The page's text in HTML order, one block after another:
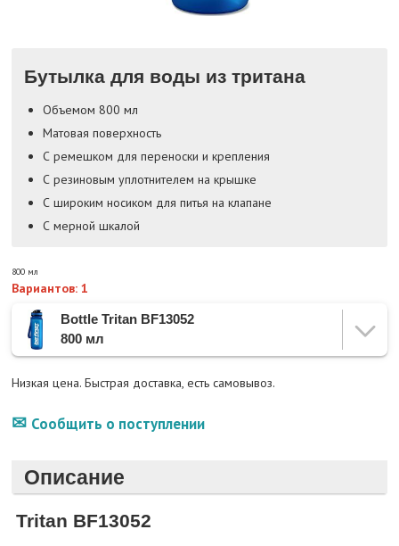
Бутылка для воды из тритана
Объемом 800 мл
Матовая поверхность
С ремешком для переноски и крепления
С резиновым уплотнителем на крышке
С широким носиком для питья на клапане
С мерной шкалой
800 мл
Вариантов: 1
Bottle Tritan BF13052
800 мл
Низкая цена. Быстрая доставка, есть самовывоз.
Сообщить о поступлении
Описание
Tritan BF13052